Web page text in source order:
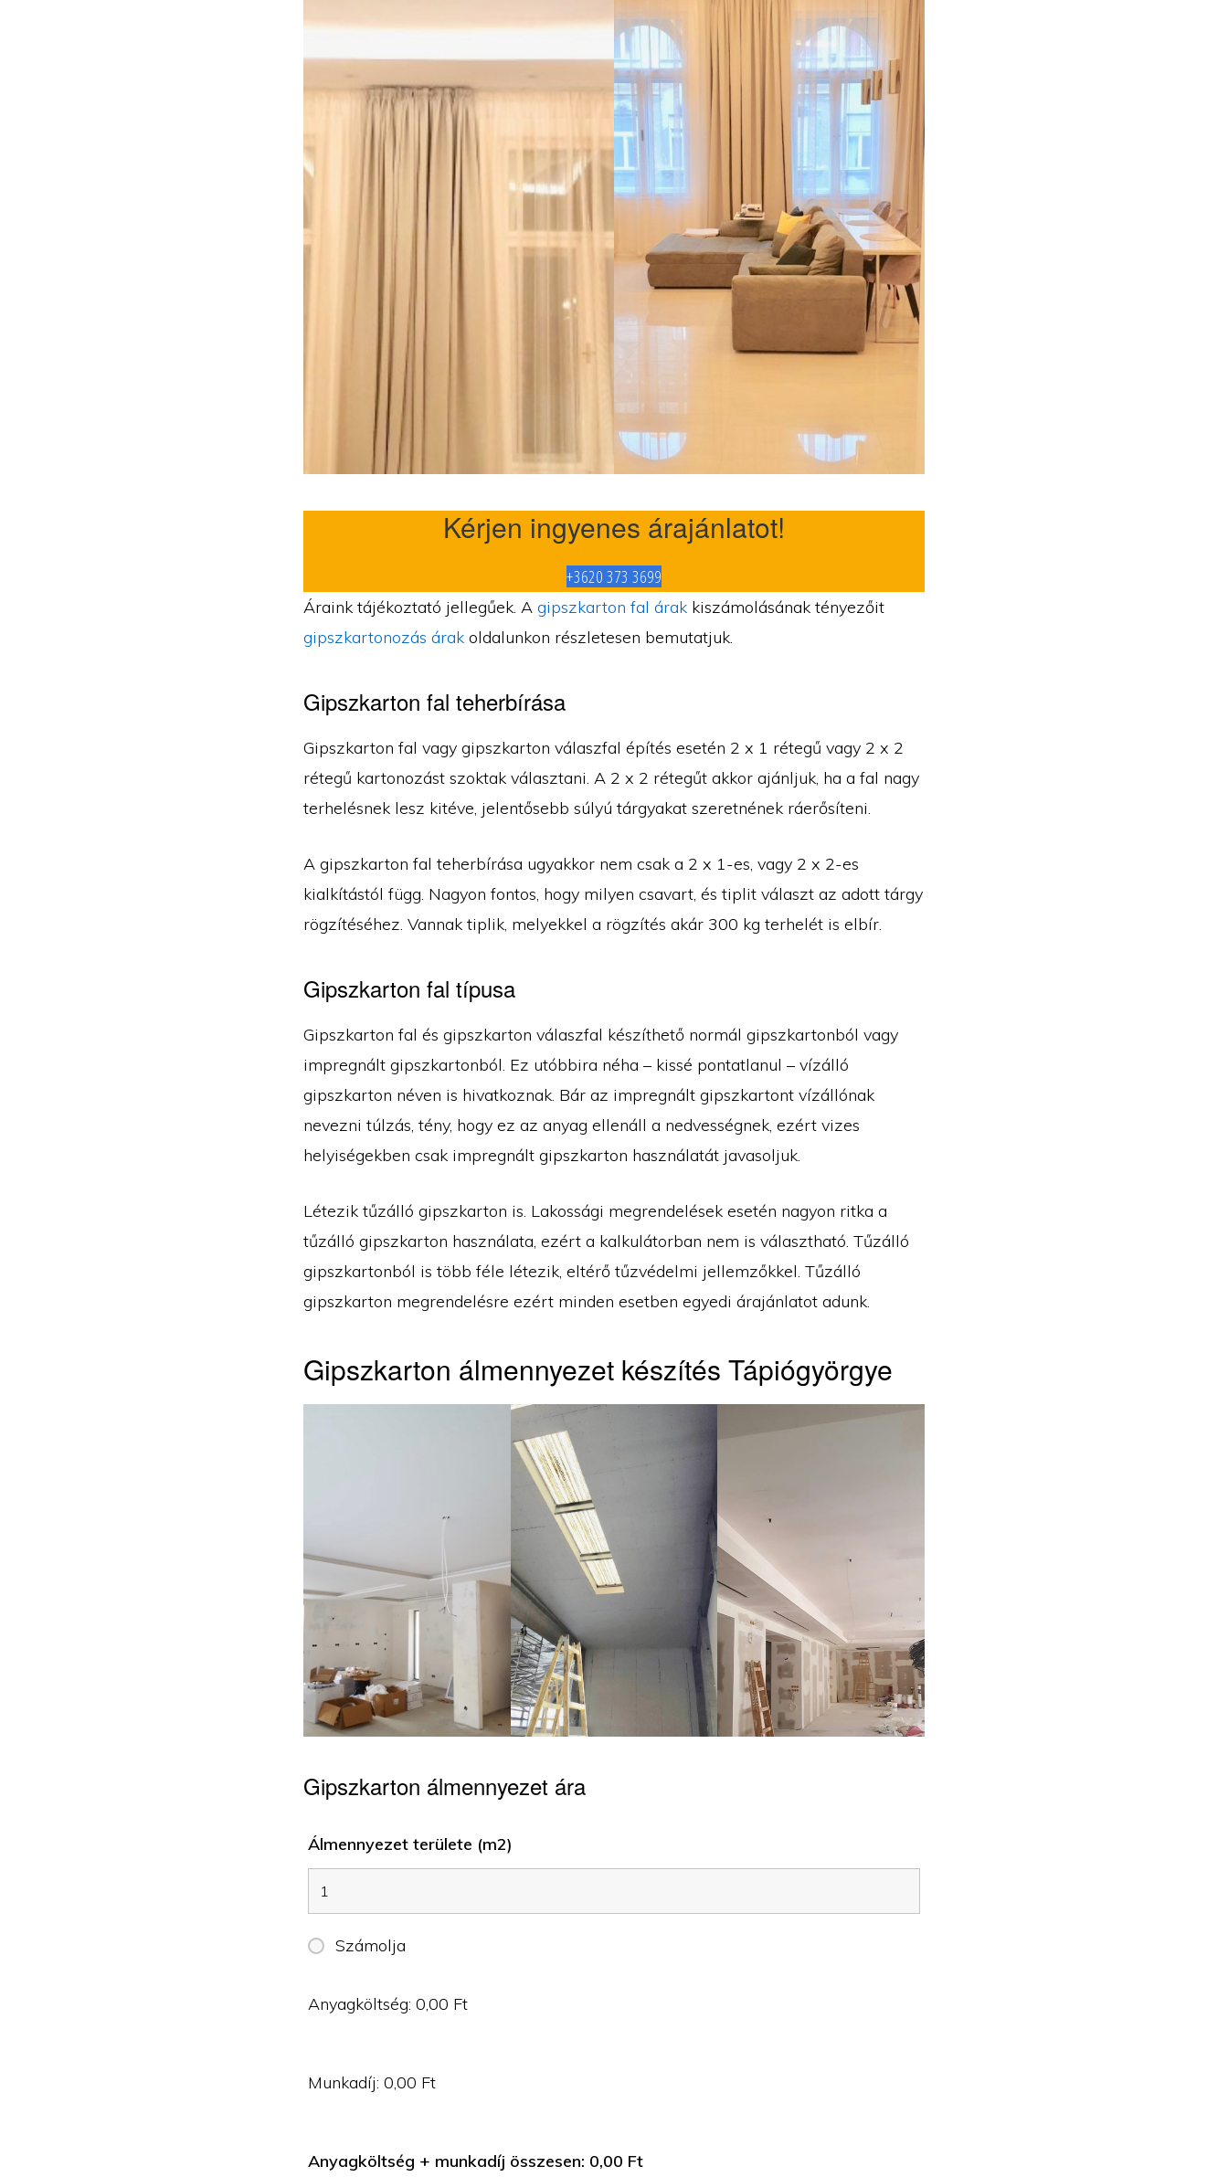
Kérjen ingyenes árajánlatot!
+3620 373 3699
Áraink tájékoztató jellegűek. A gipszkarton fal árak kiszámolásának tényezőit
gipszkartonozás árak oldalunkon részletesen bemutatjuk.
Gipszkarton fal teherbírása
Gipszkarton fal vagy gipszkarton válaszfal építés esetén 2 x 1 rétegű vagy 2 x 2
rétegű kartonozást szoktak választani. A 2 x 2 rétegűt akkor ajánljuk, ha a fal nagy
terhelésnek lesz kitéve, jelentősebb súlyú tárgyakat szeretnének ráerősíteni.
A gipszkarton fal teherbírása ugyakkor nem csak a 2 x 1-es, vagy 2 x 2-es
kialkítástól függ. Nagyon fontos, hogy milyen csavart, és tiplit választ az adott tárgy
rögzítéséhez. Vannak tiplik, melyekkel a rögzítés akár 300 kg terhelét is elbír.
Gipszkarton fal típusa
Gipszkarton fal és gipszkarton válaszfal készíthető normál gipszkartonból vagy
impregnált gipszkartonból. Ez utóbbira néha – kissé pontatlanul – vízálló
gipszkarton néven is hivatkoznak. Bár az impregnált gipszkartont vízállónak
nevezni túlzás, tény, hogy ez az anyag ellenáll a nedvességnek, ezért vizes
helyiségekben csak impregnált gipszkarton használatát javasoljuk.
Létezik tűzálló gipszkarton is. Lakossági megrendelések esetén nagyon ritka a
tűzálló gipszkarton használata, ezért a kalkulátorban nem is választható. Tűzálló
gipszkartonból is több féle létezik, eltérő tűzvédelmi jellemzőkkel. Tűzálló
gipszkarton megrendelésre ezért minden esetben egyedi árajánlatot adunk.
Gipszkarton álmennyezet készítés Tápiógyörgye
Gipszkarton álmennyezet ára
Álmennyezet területe (m2)
Számolja
Anyagköltség: 0,00 Ft
Munkadíj: 0,00 Ft
Anyagköltség + munkadíj összesen: 0,00 Ft